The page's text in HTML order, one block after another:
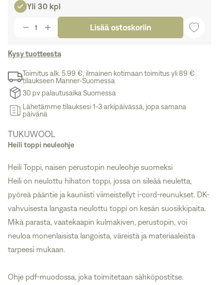
Yli 30 kpl
Lisää ostoskoriin
Kysy tuotteesta
Toimitus alk. 5.99 €, ilmainen kotimaan toimitus yli 89 €
tilaukseen Manner-Suomessa
30 pv palautusaika Suomessa
Lähetämme tilauksesi 1-3 arkipäivässä, jopa samana
päivänä
TUKUWOOL
Heili toppi neuleohje
Heili Toppi, naisen perustopin neuleohje suomeksi
Heili on neulottu hihaton toppi, jossa on sileää neuletta,
pyöreä pääntie ja kauniisti viimeistellyt i-cord-reunukset. DK-
vahvuisesta langasta neulottu toppi on kesän suosikkipaita.
Mikä parasta, vaatekaapin kulmakiven, perustopin, voi
neuloa monenlaisista langoista, väreistä ja materiaaleista
tarpeesi mukaan.
Ohje pdf-muodossa, joka toimitetaan sähköpostitse.